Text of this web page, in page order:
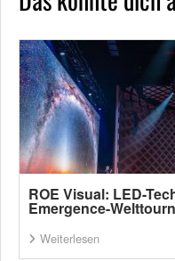
ROE Visual: LED-
Emergence-
Weiterlesen